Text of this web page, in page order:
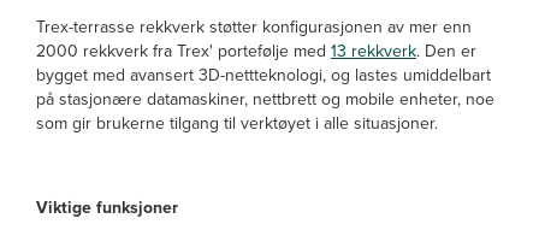
Trex-terrasse rekkverk støtter konfigurasjonen av mer enn
2000 rekkverk fra Trex' portefølje med 13 rekkverk. Den er
bygget med avansert 3D-nettteknologi, og lastes umiddelbart
på stasjonære datamaskiner, nettbrett og mobile enheter, noe
som gir brukerne tilgang til verktøyet i alle situasjoner.
Viktige funksjoner